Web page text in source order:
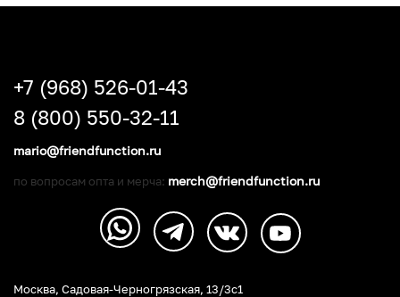
Москва, Садовая-Черногрязская, 13/3c1
+7 (968) 526-01-43
8 (800) 550-32-11
mario@friendfunction.ru
по вопросам опта и мерча: merch@friendfunction.ru